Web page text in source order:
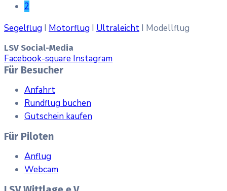
2
Segelflug I Motorflug I Ultraleicht I Modellflug
LSV Social-Media
Facebook-square Instagram
Für Besucher
Anfahrt
Rundflug buchen
Gutschein kaufen
Für Piloten
Anflug
Webcam